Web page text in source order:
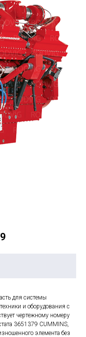
для системы
и оборудования с
чертежному номеру
3651379 CUMMINS,
элемента без